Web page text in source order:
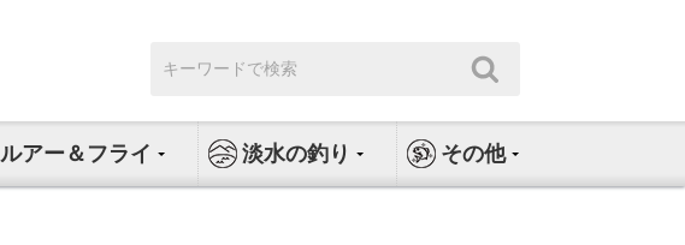
索:
ルアー＆フライ 淡水の釣り その他